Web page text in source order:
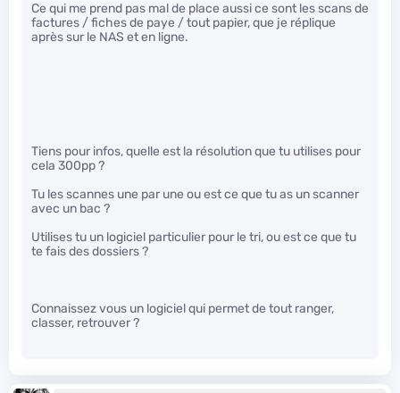
Ce qui me prend pas mal de place aussi ce sont les scans de
factures / fiches de paye / tout papier, que je réplique
après sur le NAS et en ligne.
Tiens pour infos, quelle est la résolution que tu utilises pour
cela 300pp ?
Tu les scannes une par une ou est ce que tu as un scanner
avec un bac ?
Utilises tu un logiciel particulier pour le tri, ou est ce que tu
te fais des dossiers ?
Connaissez vous un logiciel qui permet de tout ranger,
classer, retrouver ?